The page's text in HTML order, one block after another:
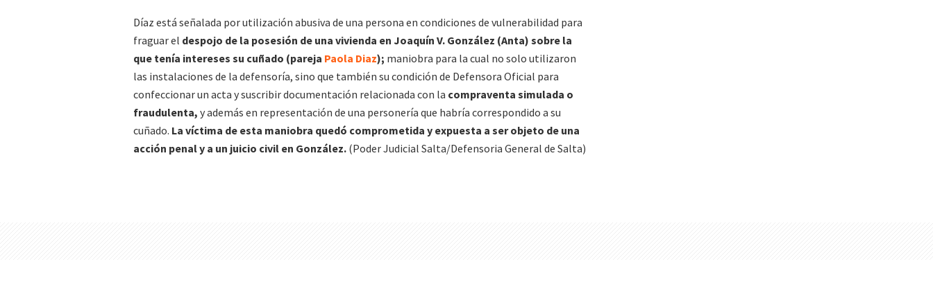
Díaz está señalada por utilización abusiva de una persona en condiciones de vulnerabilidad para
fraguar el despojo de la posesión de una vivienda en Joaquín V. González (Anta) sobre la
que tenía intereses su cuñado (pareja Paola Diaz); maniobra para la cual no solo utilizaron
las instalaciones de la defensoría, sino que también su condición de Defensora Oficial para
confeccionar un acta y suscribir documentación relacionada con la compraventa simulada o
fraudulenta, y además en representación de una personería que habría correspondido a su
cuñado. La víctima de esta maniobra quedó comprometida y expuesta a ser objeto de una
acción penal y a un juicio civil en González. (Poder Judicial Salta/Defensoria General de Salta)